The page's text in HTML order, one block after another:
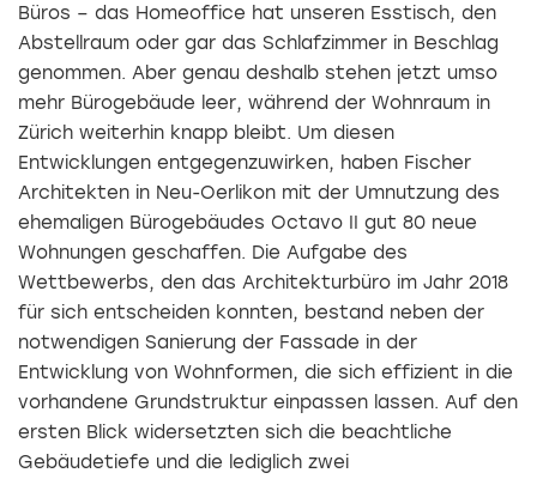
Büros – das Homeoffice hat unseren Esstisch, den
Abstellraum oder gar das Schlafzimmer in Beschlag
genommen. Aber genau deshalb stehen jetzt umso
mehr Bürogebäude leer, während der Wohnraum in
Zürich weiterhin knapp bleibt. Um diesen
Entwicklungen entgegenzuwirken, haben Fischer
Architekten in Neu-Oerlikon mit der Umnutzung des
ehemaligen Bürogebäudes Octavo II gut 80 neue
Wohnungen geschaffen. Die Aufgabe des
Wettbewerbs, den das Architekturbüro im Jahr 2018
für sich entscheiden konnten, bestand neben der
notwendigen Sanierung der Fassade in der
Entwicklung von Wohnformen, die sich effizient in die
vorhandene Grundstruktur einpassen lassen. Auf den
ersten Blick widersetzten sich die beachtliche
Gebäudetiefe und die lediglich zwei